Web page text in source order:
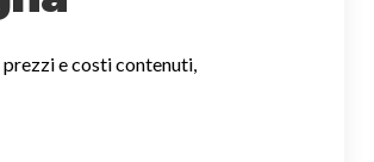
e costi contenuti,